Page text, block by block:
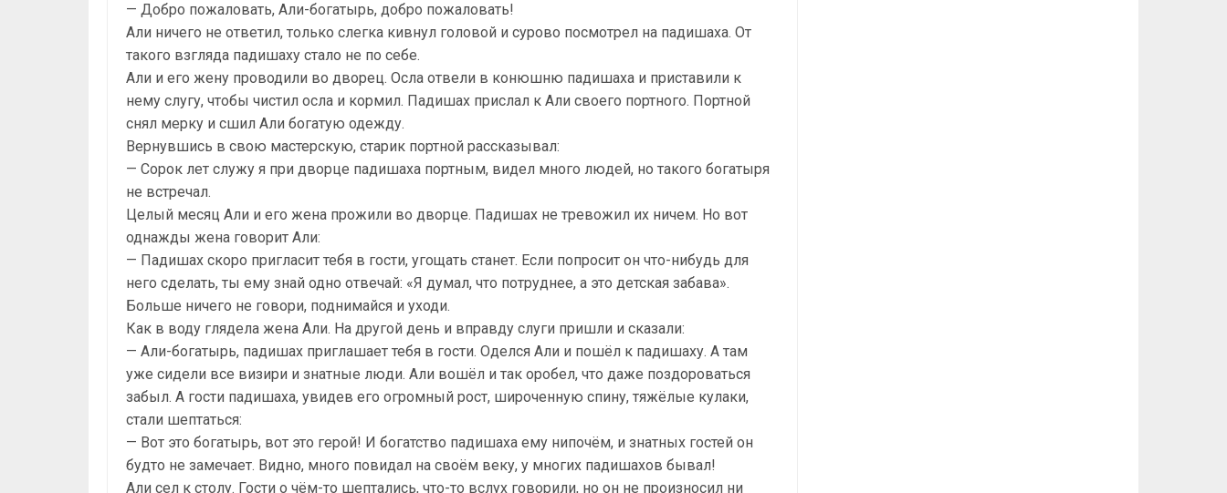
— Добро пожаловать, Али-богатырь, добро пожаловать!
Али ничего не ответил, только слегка кивнул головой и сурово посмотрел на падишаха. От
такого взгляда падишаху стало не по себе.
Али и его жену проводили во дворец. Осла отвели в конюшню падишаха и приставили к
нему слугу, чтобы чистил осла и кормил. Падишах прислал к Али своего портного. Портной
снял мерку и сшил Али богатую одежду.
Вернувшись в свою мастерскую, старик портной рассказывал:
— Сорок лет служу я при дворце падишаха портным, видел много людей, но такого богатыря
не встречал.
Целый месяц Али и его жена прожили во дворце. Падишах не тревожил их ничем. Но вот
однажды жена говорит Али:
— Падишах скоро пригласит тебя в гости, угощать станет. Если попросит он что-нибудь для
него сделать, ты ему знай одно отвечай: «Я думал, что потруднее, а это детская забава».
Больше ничего не говори, поднимайся и уходи.
Как в воду глядела жена Али. На другой день и вправду слуги пришли и сказали:
— Али-богатырь, падишах приглашает тебя в гости. Оделся Али и пошёл к падишаху. А там
уже сидели все визири и знатные люди. Али вошёл и так оробел, что даже поздороваться
забыл. А гости падишаха, увидев его огромный рост, широченную спину, тяжёлые кулаки,
стали шептаться:
— Вот это богатырь, вот это герой! И богатство падишаха ему нипочём, и знатных гостей он
будто не замечает. Видно, много повидал на своём веку, у многих падишахов бывал!
Али сел к столу. Гости о чём-то шептались, что-то вслух говорили, но он не произносил ни